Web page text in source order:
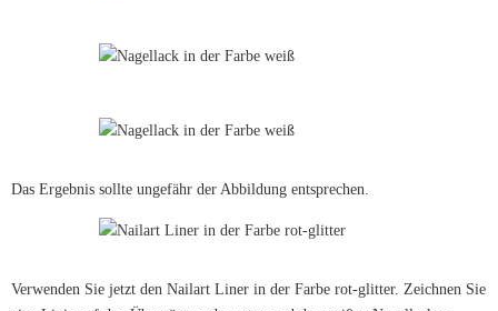
Das Ergebnis sollte ungefähr der Abbildung entsprechen.
Verwenden Sie jetzt den Nailart Liner in der Farbe rot-glitter. Zeichnen Sie